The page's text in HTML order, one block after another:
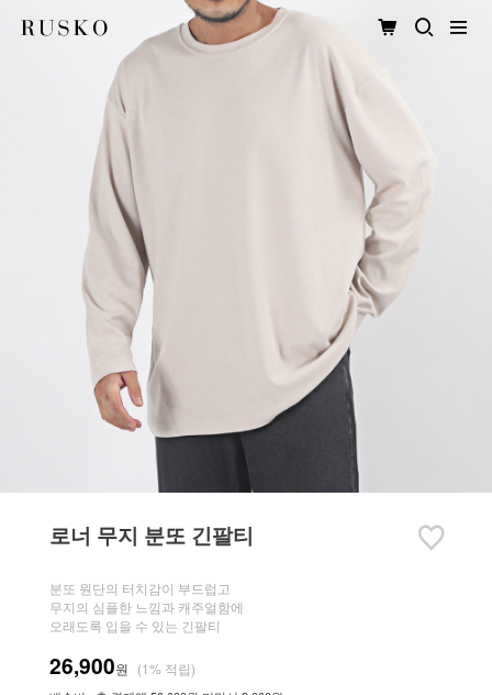
로너 무지 분또 긴팔티
분또 원단의 터치감이 부드럽고
무지의 심플한 느낌과 캐주얼함에
오래도록 입을 수 있는 긴팔티
26,900원 (1% 적립)